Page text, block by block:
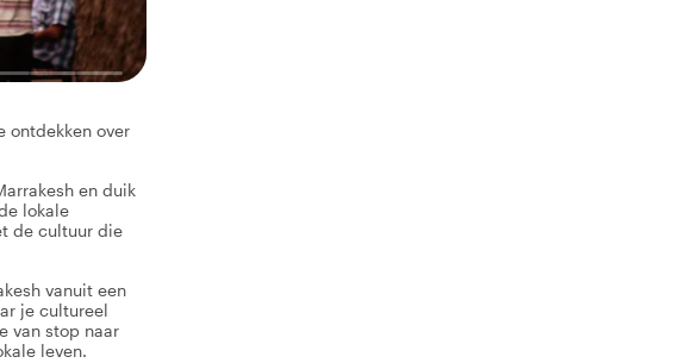
ontdekken over
en duik
lokale
de cultuur die
vanuit een
je cultureel
van stop naar
leven.